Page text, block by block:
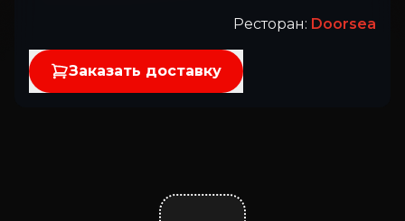
Ресторан: Doorsea
Заказать доставку